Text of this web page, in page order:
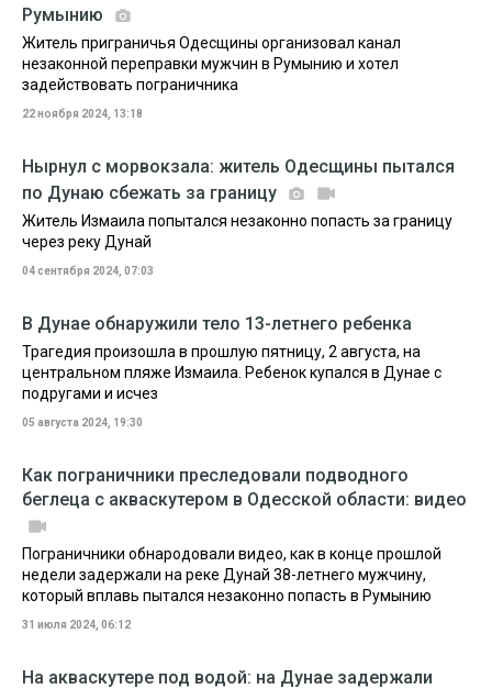
Румынию
Житель приграничья Одесщины организовал канал
незаконной переправки мужчин в Румынию и хотел
задействовать пограничника
22 ноября 2024, 13:18
Нырнул с морвокзала: житель Одесщины пытался
по Дунаю сбежать за границу
Житель Измаила попытался незаконно попасть за границу
через реку Дунай
04 сентября 2024, 07:03
В Дунае обнаружили тело 13-летнего ребенка
Трагедия произошла в прошлую пятницу, 2 августа, на
центральном пляже Измаила. Ребенок купался в Дунае с
подругами и исчез
05 августа 2024, 19:30
Как пограничники преследовали подводного
беглеца с акваскутером в Одесской области: видео
Пограничники обнародовали видео, как в конце прошлой
недели задержали на реке Дунай 38-летнего мужчину,
который вплавь пытался незаконно попасть в Румынию
31 июля 2024, 06:12
На акваскутере под водой: на Дунае задержали